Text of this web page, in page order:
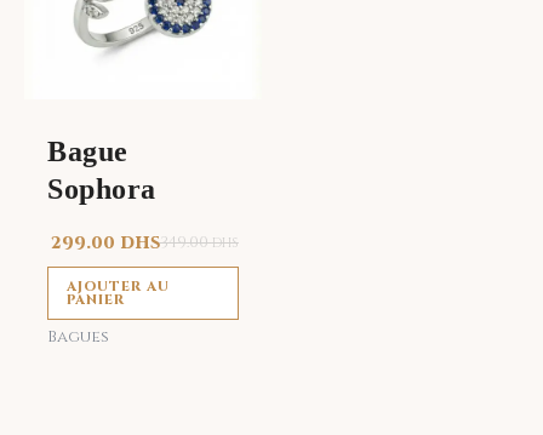
Bague
Sophora
349.00DHS
299.00 DHS
AJOUTER AU
PANIER
Bagues